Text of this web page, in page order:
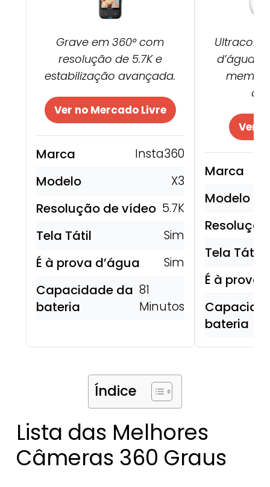
Grave em 360° com
resolução de 5.7K e
estabilização avançada.
Ver no Mercado Livre
Marca Insta360
Modelo X3
Resolução de vídeo 5.7K
Tela Tátil Sim
É à prova d’água Sim
Capacidade da
bateria
81
Minutos
d’água e
Ver
Marca
Modelo
Tela Tátil
É à prova
bateria
Índice
Lista das Melhores
Câmeras 360 Graus